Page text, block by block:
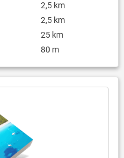
2,5 km
2,5 km
25 km
80 m